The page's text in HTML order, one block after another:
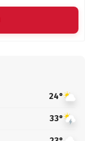
24°
33°